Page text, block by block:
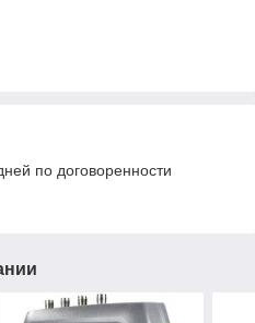
по договоренности